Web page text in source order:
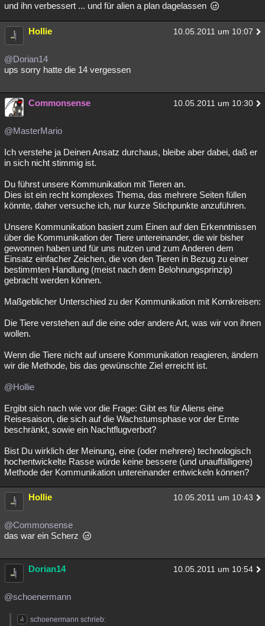
und ihn verbessert ... und für alien a plan dagelassen
Hollie 10.05.2011 um 10:07
@Dorian14
ups sorry hatte die 14 vergessen
Commonsense 10.05.2011 um 10:30
@MasterMario
Ich verstehe ja Deinen Ansatz durchaus, bleibe aber dabei, daß er
in sich nicht stimmig ist.
Du führst unsere Kommunikation mit Tieren an.
Dies ist ein recht komplexes Thema, das mehrere Seiten füllen
könnte, daher versuche ich, nur kurze Stichpunkte anzuführen.
Unsere Kommunikation basiert zum Einen auf den Erkenntnissen
über die Kommunikation der Tiere untereinander, die wir bisher
gewonnen haben und für uns nutzen und zum Anderen dem
Einsatz einfacher Zeichen, die von den Tieren in Bezug zu einer
bestimmten Handlung (meist nach dem Belohnungsprinzip)
gebracht werden können.
Maßgeblicher Unterschied zu der Kommunikation mit Kornkreisen:
Die Tiere verstehen auf die eine oder andere Art, was wir von ihnen
wollen.
Wenn die Tiere nicht auf unsere Kommunikation reagieren, ändern
wir die Methode, bis das gewünschte Ziel erreicht ist.
@Hollie
Ergibt sich nach wie vor die Frage: Gibt es für Aliens eine
Reisesaison, die sich auf die Wachstumsphase vor der Ernte
beschränkt, sowie ein Nachtflugverbot?
Bist Du wirklich der Meinung, eine (oder mehrere) technologisch
hochentwickelte Rasse würde keine bessere (und unauffälligere)
Methode der Kommunikation untereinander entwickeln können?
Hollie 10.05.2011 um 10:43
@Commonsense
das war ein Scherz
Dorian14 10.05.2011 um 10:54
@schoenermann
schoenermann schrieb: